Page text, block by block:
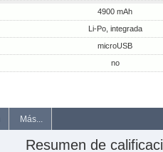
4900 mAh
Li-Po, integrada
microUSB
no
Más...
Resumen de